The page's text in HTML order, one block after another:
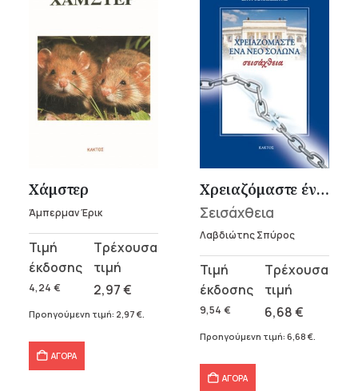
Χάμστερ
Άμπερμαν Έρικ
4,24 €
Original
price
was:
4,24 €.
2,97€
Η
τρέχουσα
τιμή
είναι:
Προηγούμενη τιμή: 2,97 €.
ΑΓΟΡΑ
Χρειαζόμαστε ένα νέο Σόλωνα
Σεισάχθεια
Λαβδιώτης Σπύρος
9,54 €
Original
price
was:
9,54 €.
6,68€
Η
τρέχουσα
τιμή
είναι:
Προηγούμενη τιμή: 6,68 €.
ΑΓΟΡΑ